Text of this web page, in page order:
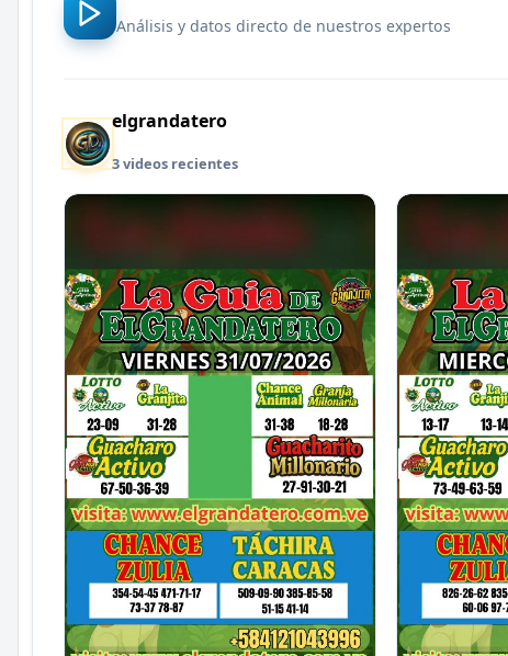
Análisis y datos directo de nuestros expertos
elgrandatero
3 videos recientes